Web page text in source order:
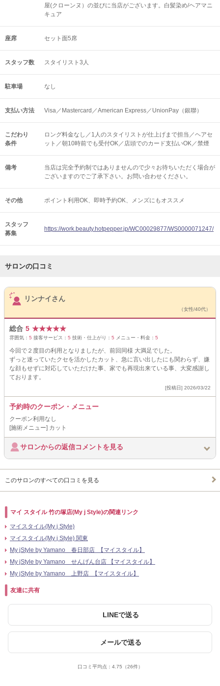
屋(クローンヌ）の並びに当店がございます。白髪染め/ヘアマニ
キュア
座席 セット面5席
スタッフ数 スタイリスト3人
駐車場 なし
支払い方法 Visa／Mastercard／American Express／UnionPay（銀聯）
こだわり
条件
ロング料金なし／1人のスタイリストが仕上げまで担当／ヘアセ
ット／朝10時前でも受付OK／店頭でのカード支払いOK／禁煙
備考
当店は完全予約制ではありませんので少々お待ちいただく場合が
ございますのでご了承下さい。お問い合わせください。
その他 ポイント利用OK 即時予約OK メンズにもオススメ
スタッフ
募集
https://work.beauty.hotpepper.jp/WC00029877/WS0000071247/
サロンの口コミ
サロンPick Up
リンナイさん
（女性/40代）
総合 5 ★★★★★
雰囲気： 5 接客サービス： 5 技術・仕上がり： 5 メニュー・料金： 5
今回で２度目の利用となりましたが、前回同様 大満足でした。
ずっと迷っていたクセを活かしたカット、急に言い出したにも関わらず、嫌
な顔もせずに対応していただけた事、家でも再現出来ている事、大変感謝し
ております。
[投稿日] 2026/03/22
予約時のクーポン・メニュー
クーポン利用なし
[施術メニュー] カット
サロンからの返信コメントを見る
このサロンのすべての口コミを見る
マイ スタイル 竹の塚店(My j Style)の関連リンク
マイスタイル(My j Style)
マイスタイル(My j Style) 関東
My jStyle by Yamano 春日部店 【マイスタイル】
My jStyle by Yamano せんげん台店 【マイスタイル】
My jStyle by Yamano 上野店 【マイスタイル】
友達に共有
LINEで送る
メールで送る
口コミ平均点： 4.75 （26件）